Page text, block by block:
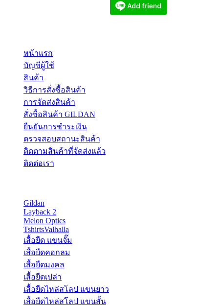
หน้าแรก
บัญชีผู้ใช้
สินค้า
วิธีการสั่งซื้อสินค้า
การจัดส่งสินค้า
สั่งซื้อสินค้า GILDAN
ยืนยันการชำระเงิน
ตรวจสอบสถานะสินค้า
ติดตามสินค้าที่จัดส่งแล้ว
ติดต่อเรา
Gildan
Layback 2
Melon Optics
TshirtsValhalla
เสื้อยืด แขนจั๊ม
เสื้อยืดคอกลม
เสื้อยืดมงคล
เสื้อยืดเปล่า
เสื้อยืดไหล่สโลป แขนยาว
เสื้อยืดไหล่สโลป แขนสั้น